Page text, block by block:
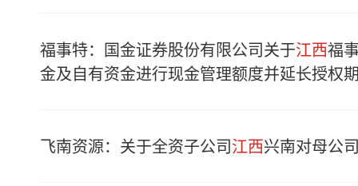
福事特：国金证券股份有限公司关于江西福
金及自有资金进行现金管理额度并延长授权
飞南资源：关于全资子公司江西兴南对母公